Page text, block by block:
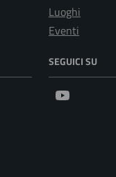
Luoghi
Eventi
SEGUICI SU